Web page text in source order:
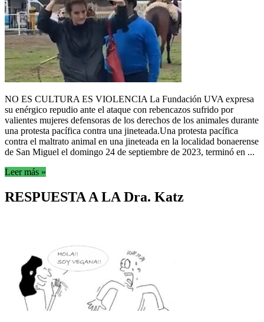
NO ES CULTURA ES VIOLENCIA La Fundación UVA expresa
su enérgico repudio ante el ataque con rebencazos sufrido por
valientes mujeres defensoras de los derechos de los animales durante
una protesta pacífica contra una jineteada.Una protesta pacífica
contra el maltrato animal en una jineteada en la localidad bonaerense
de San Miguel el domingo 24 de septiembre de 2023, terminó en ...
Leer más »
RESPUESTA A LA Dra. Katz